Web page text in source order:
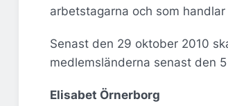
arbetstagarna och som
Senast den 29 oktober 2010
medlemsländerna senast den
Elisabet Örnerborg